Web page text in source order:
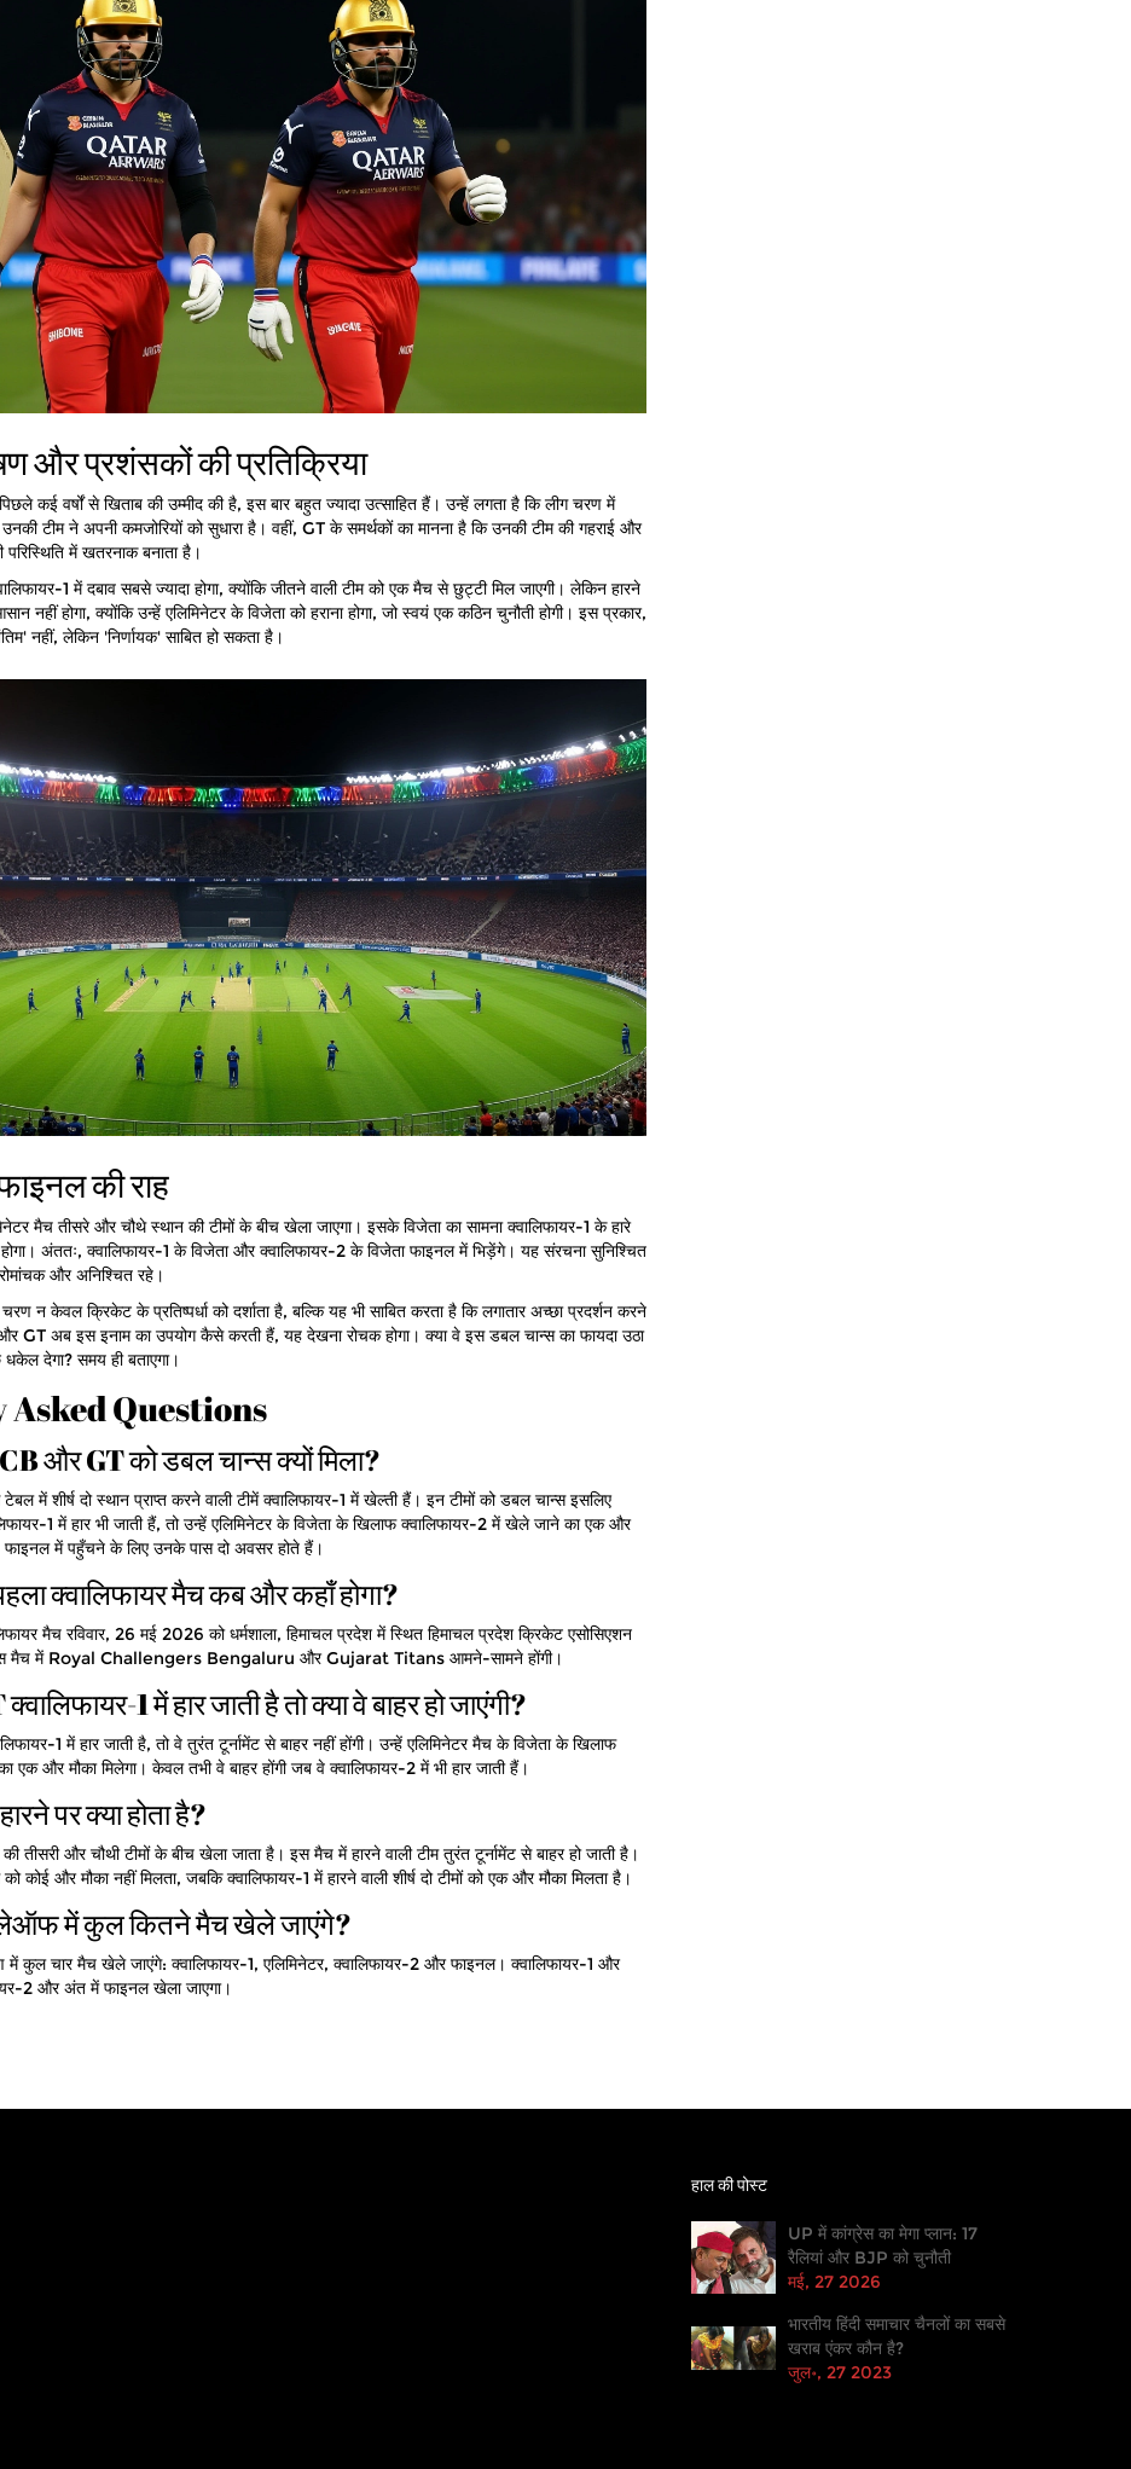
और प्रशंसकों की प्रतिक्रिया
कई वर्षों से खिताब की उम्मीद की है, इस बार बहुत ज्यादा उत्साहित हैं। उन्हें लगता है कि लीग चरण में
टीम ने अपनी कमजोरियों को सुधारा है। वहीं, GT के समर्थकों का मानना है कि उनकी टीम की गहराई और
में खतरनाक बनाता है।
1 में दबाव सबसे ज्यादा होगा, क्योंकि जीतने वाली टीम को एक मैच से छुट्टी मिल जाएगी। लेकिन हारने
नहीं होगा, क्योंकि उन्हें एलिमिनेटर के विजेता को हराना होगा, जो स्वयं एक कठिन चुनौती होगी। इस प्रकार,
नहीं, लेकिन 'निर्णायक' साबित हो सकता है।
की राह
मैच तीसरे और चौथे स्थान की टीमों के बीच खेला जाएगा। इसके विजेता का सामना क्वालिफायर-1 के हारे
अंततः, क्वालिफायर-1 के विजेता और क्वालिफायर-2 के विजेता फाइनल में भिड़ेंगे। यह संरचना सुनिश्चित
और अनिश्चित रहे।
न केवल क्रिकेट के प्रतिष्पर्धा को दर्शाता है, बल्कि यह भी साबित करता है कि लगातार अच्छा प्रदर्शन करने
GT अब इस इनाम का उपयोग कैसे करती हैं, यह देखना रोचक होगा। क्या वे इस डबल चान्स का फायदा उठा
धकेल देगा? समय ही बताएगा।
Questions
और GT को डबल चान्स क्यों मिला?
में शीर्ष दो स्थान प्राप्त करने वाली टीमें क्वालिफायर-1 में खेल्ती हैं। इन टीमों को डबल चान्स इसलिए
1 में हार भी जाती हैं, तो उन्हें एलिमिनेटर के विजेता के खिलाफ क्वालिफायर-2 में खेले जाने का एक और
फाइनल में पहुँचने के लिए उनके पास दो अवसर होते हैं।
क्वालिफायर मैच कब और कहाँ होगा?
मैच रविवार, 26 मई 2026 को धर्मशाला, हिमाचल प्रदेश में स्थित हिमाचल प्रदेश क्रिकेट एसोसिएशन
मैच में Royal Challengers Bengaluru और Gujarat Titans आमने-सामने होंगी।
1 में हार जाती है तो क्या वे बाहर हो जाएंगी?
1 में हार जाती है, तो वे तुरंत टूर्नामेंट से बाहर नहीं होंगी। उन्हें एलिमिनेटर मैच के विजेता के खिलाफ
एक और मौका मिलेगा। केवल तभी वे बाहर होंगी जब वे क्वालिफायर-2 में भी हार जाती हैं।
पर क्या होता है?
तीसरी और चौथी टीमों के बीच खेला जाता है। इस मैच में हारने वाली टीम तुरंत टूर्नामेंट से बाहर हो जाती है।
को कोई और मौका नहीं मिलता, जबकि क्वालिफायर-1 में हारने वाली शीर्ष दो टीमों को एक और मौका मिलता है।
में कुल कितने मैच खेले जाएंगे?
चार मैच खेले जाएंगे: क्वालिफायर-1, एलिमिनेटर, क्वालिफायर-2 और फाइनल। क्वालिफायर-1 और
2 और अंत में फाइनल खेला जाएगा।
हाल की पोस्ट
UP में कांग्रेस का मेगा प्लान: 17
रैलियां और BJP को चुनौती
मई, 27 2026
भारतीय हिंदी समाचार चैनलों का सबसे
खराब एंकर कौन है?
जुल॰, 27 2023